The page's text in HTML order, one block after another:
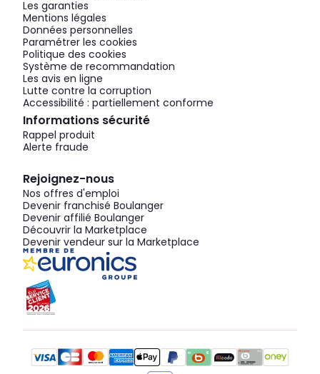
Les garanties
Mentions légales
Données personnelles
Paramétrer les cookies
Politique des cookies
Système de recommandation
Les avis en ligne
Lutte contre la corruption
Accessibilité : partiellement conforme
Informations sécurité
Rappel produit
Alerte fraude
Rejoignez-nous
Nos offres d'emploi
Devenir franchisé Boulanger
Devenir affilié Boulanger
Découvrir la Marketplace
Devenir vendeur sur la Marketplace